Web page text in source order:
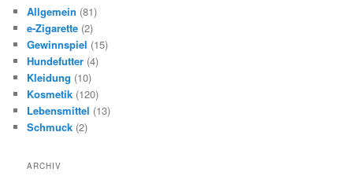
Allgemein (81)
e-Zigarette (2)
Gewinnspiel (15)
Hundefutter (4)
Kleidung (10)
Kosmetik (120)
Lebensmittel (13)
Schmuck (2)
ARCHIV